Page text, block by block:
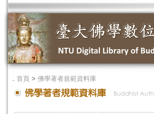
． 首頁 > 佛學著者規範資料庫